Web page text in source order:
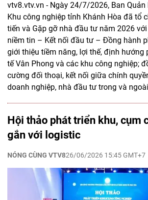
vtv8.vtv.vn - Ngày 24/7/2026, Ban Quản
Khu công nghiệp tỉnh Khánh Hòa đã tổ
tiến và Gặp gỡ nhà đầu tư năm 2026
niềm tin – Kết nối đầu tư – Đồng hành
giới thiệu tiềm năng, lợi thế, định hướng
tế Vân Phong và các khu công nghiệp;
cường đối thoại, kết nối giữa chính
doanh nghiệp, nhà đầu tư trong và
Hội thảo phát triển khu, cụm
gắn với logistic
NÓNG CÙNG VTV826/06/2026 15:45 GMT+7